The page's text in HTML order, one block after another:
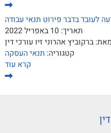
לעובד בדבר פירוט תנאי עבודה
תאריך: 10 באפריל 2022
מאת: ברקוביץ אהרוני זיו עורכי דין
קטגוריה: תנאי העסקה
קרא עוד